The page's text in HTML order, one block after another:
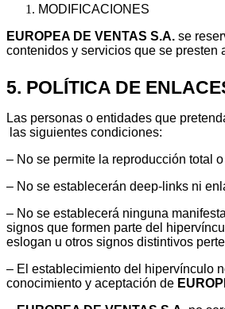
MODIFICACIONES
EUROPEA DE VENTAS S.A. se
contenidos y servicios que se presten
5. POLÍTICA DE
Las personas o entidades que
las siguientes condiciones:
– No se permite la reproducción total
– No se establecerán deep-links ni
– No se establecerá ninguna
signos que formen parte del
eslogan u otros signos distintivos
– El establecimiento del hipervínculo
conocimiento y aceptación de